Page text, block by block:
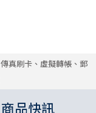
傳真刷卡、虛擬轉帳、郵
商品快訊